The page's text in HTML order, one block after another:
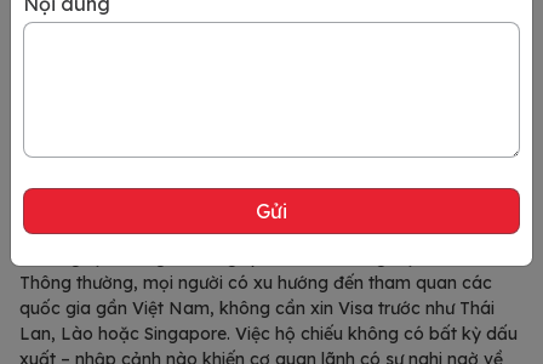
Hộ chiếu hết hạn
là một trong những lý do rõ ràng khiến Visa
kiểm tra và gia hạn hộ chiếu trước khi nộp hồ sơ là điều cần
thiết để tránh rắc rối về giấy tờ.
Ngoài ra, trường hợphộ chiếu “trắng”– chưa từng có lịch sử
Thông thường, mọi người có xu hướng đến tham quan các
quốc gia gần Việt Nam, không cần xin Visa trước như Thái
Lan, Lào hoặc Singapore. Việc hộ chiếu không có bất kỳ dấu
xuất – nhập cảnh nào khiến cơ quan lãnh có sự nghi ngờ về